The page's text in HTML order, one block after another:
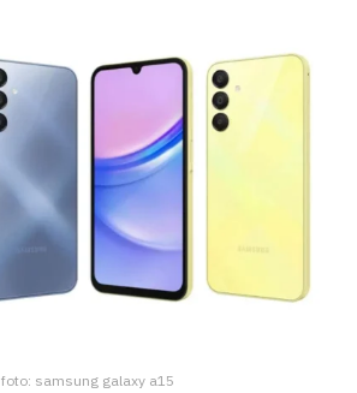
foto: samsung galaxy a15